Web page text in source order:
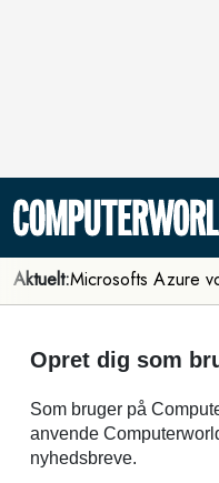
Aktuelt:Microsofts Azure
Opret dig som
Som bruger på
anvende
nyhedsbreve.